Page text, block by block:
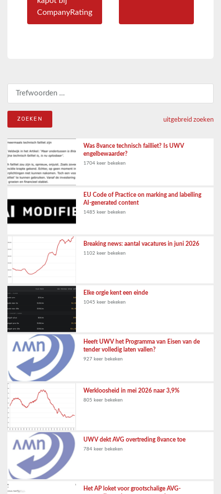
CompanyRating
uitgebreid zoeken
Was 8vance technisch failliet? Is UWV
engelbewaarder?
1704 keer bekeken
EU Code of Practice on marking and labelling
AI-generated content
1485 keer bekeken
Breaking news: aantal vacatures in juni 2026
1102 keer bekeken
Elke orgie kent een einde
1045 keer bekeken
Heeft UWV het Programma van Eisen van de
tender volledig laten vallen?
927 keer bekeken
Werkloosheid in mei 2026 naar 3,9%
805 keer bekeken
UWV dekt AVG overtreding 8vance toe
784 keer bekeken
Het AP loket voor grootschalige AVG-